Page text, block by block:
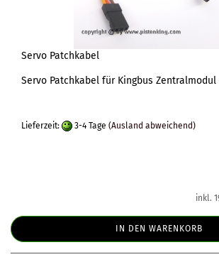
Servo Patchkabel
Servo Patchkabel für Kingbus Zentralmodul
Lieferzeit: 3-4 Tage (Ausland abweichend)
inkl.
IN DEN WARENKORB